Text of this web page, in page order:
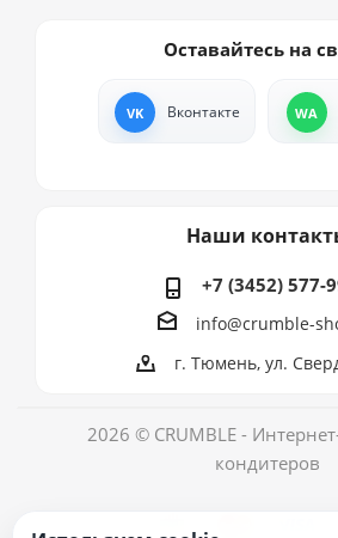
Оставайтесь на
Вконтакте
Наши
+7 (3452) 577-
info@crumble-
г. Тюмень, ул.
2026 © CRUMBLE -
кондитеров